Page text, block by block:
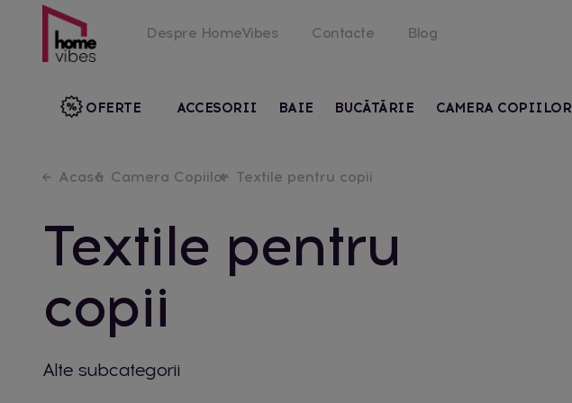
Despre HomeVibes Contacte Blog
ACCESORII BAIE BUCĂTĂRIE CAMERA COPIILOR
OFERTE
Acasă Camera Copiilor Textile pentru copii
Textile pentru
copii
Alte subcategorii